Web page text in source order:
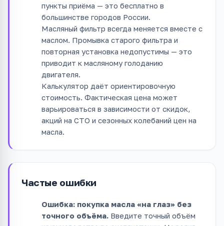
пункты приёма — это бесплатно в
большинстве городов России.
Масляный фильтр всегда меняется вместе с
маслом. Промывка старого фильтра и
повторная установка недопустимы — это
приводит к масляному голоданию
двигателя.
Калькулятор даёт ориентировочную
стоимость. Фактическая цена может
варьироваться в зависимости от скидок,
акций на СТО и сезонных колебаний цен на
масла.
Частые ошибки
Ошибка: покупка масла «на глаз» без
точного объёма. Введите точный объём